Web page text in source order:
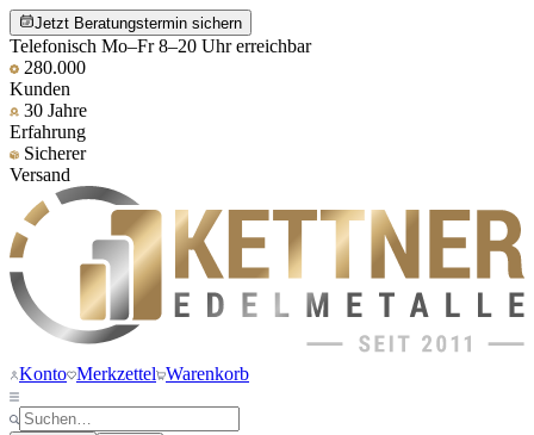
Jetzt Beratungstermin sichern
Telefonisch Mo–Fr 8–20 Uhr erreichbar
280.000
Kunden
30 Jahre
Erfahrung
Sicherer
Versand
Konto Merkzettel Warenkorb